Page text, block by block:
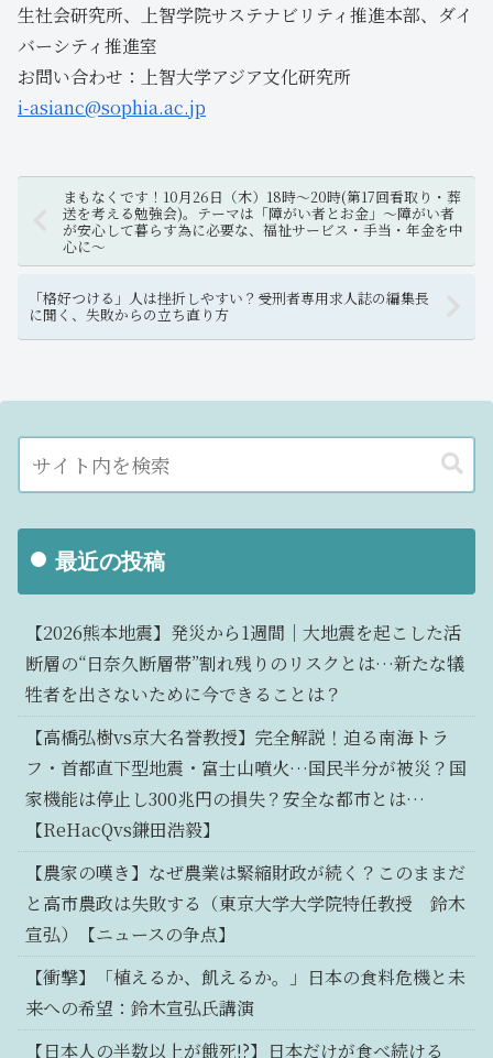
生社会研究所、上智学院サステナビリティ推進本部、ダイ
バーシティ推進室
お問い合わせ：上智大学アジア文化研究所
i-asianc@sophia.ac.jp
まもなくです！10月26日（木）18時～20時(第17回看取り・葬
送を考える勉強会)。テーマは「障がい者とお金」～障がい者
が安心して暮らす為に必要な、福祉サービス・手当・年金を中
心に～
「格好つける」人は挫折しやすい？受刑者専用求人誌の編集長
に聞く、失敗からの立ち直り方
最近の投稿
【2026熊本地震】発災から1週間｜大地震を起こした活
断層の“日奈久断層帯”割れ残りのリスクとは…新たな犠
牲者を出さないために今できることは？
【高橋弘樹vs京大名誉教授】完全解説！迫る南海トラ
フ・首都直下型地震・富士山噴火…国民半分が被災？国
家機能は停止し300兆円の損失？安全な都市とは…
【ReHacQvs鎌田浩毅】
【農家の嘆き】なぜ農業は緊縮財政が続く？このままだ
と高市農政は失敗する（東京大学大学院特任教授 鈴木
宣弘）【ニュースの争点】
【衝撃】「植えるか、飢えるか。」日本の食料危機と未
来への希望：鈴木宣弘氏講演
【日本人の半数以上が餓死!?】日本だけが食べ続ける